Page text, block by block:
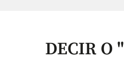
DECIR O